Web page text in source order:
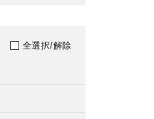
全選択/解除